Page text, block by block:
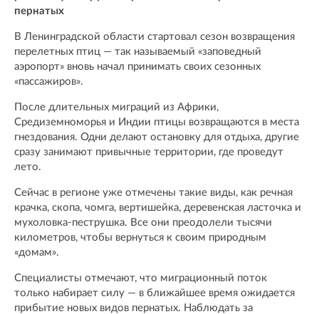
пернатых
В Ленинградской области стартовал сезон возвращения
перелетных птиц — так называемый «заповедный
аэропорт» вновь начал принимать своих сезонных
«пассажиров».
После длительных миграций из Африки,
Средиземноморья и Индии птицы возвращаются в места
гнездования. Одни делают остановку для отдыха, другие
сразу занимают привычные территории, где проведут
лето.
Сейчас в регионе уже отмечены такие виды, как речная
крачка, скопа, чомга, вертишейка, деревенская ласточка и
мухоловка-пеструшка. Все они преодолели тысячи
километров, чтобы вернуться к своим природным
«домам».
Специалисты отмечают, что миграционный поток
только набирает силу — в ближайшее время ожидается
прибытие новых видов пернатых. Наблюдать за